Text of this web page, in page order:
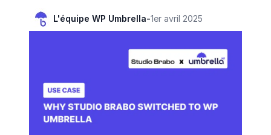
L'équipe WP Umbrella-1er avril 2025